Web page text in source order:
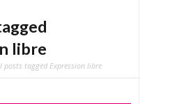
libre
posts tagged Expression libre